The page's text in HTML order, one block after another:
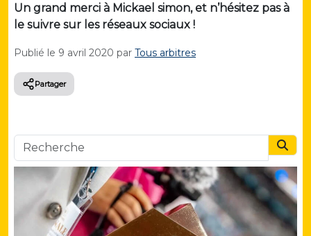
Un grand merci à Mickael simon, et n’hésitez pas à
le suivre sur les réseaux sociaux !
Publié le 9 avril 2020 par Tous arbitres
Partager